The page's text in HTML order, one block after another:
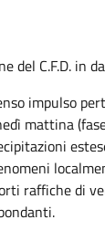
del C.F.D. in
impulso
mattina
raffiche di